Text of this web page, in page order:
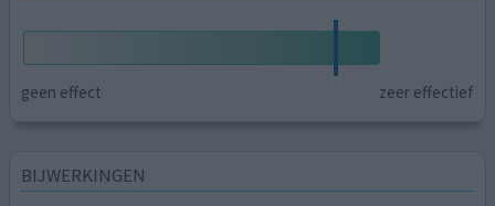
geen effect zeer effectief
BIJWERKINGEN